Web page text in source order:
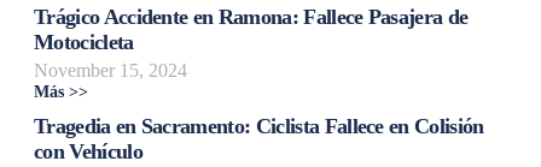
Trágico Accidente en Ramona: Fallece Pasajera de
Motocicleta
November 15, 2024
Más >>
Tragedia en Sacramento: Ciclista Fallece en Colisión
con Vehículo